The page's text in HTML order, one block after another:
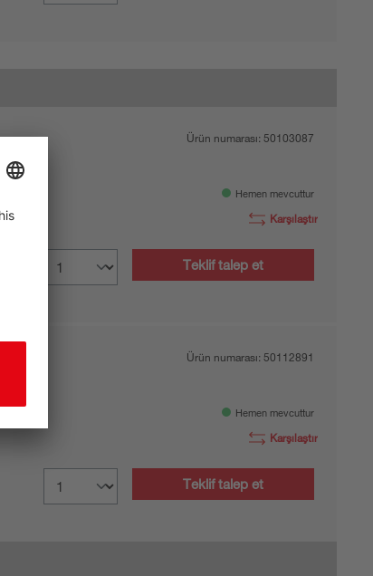
Ürün numarası: 50103087
Hemen mevcuttur
Karşılaştır
Teklif talep et
Ürün numarası: 50112891
Hemen mevcuttur
Karşılaştır
Teklif talep et